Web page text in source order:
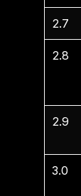
2.7
2.8
2.9
3.0